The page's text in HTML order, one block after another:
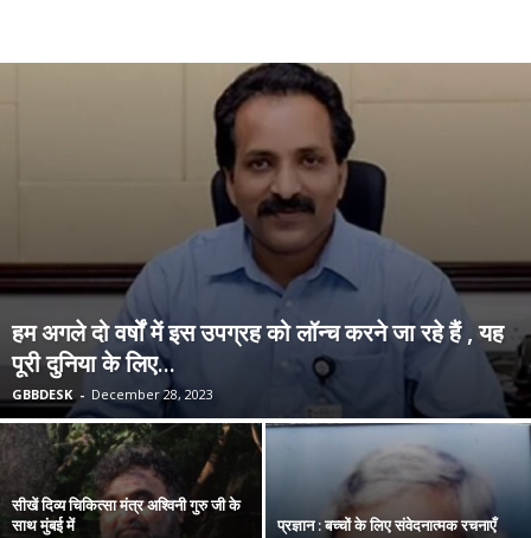
हम अगले दो वर्षों में इस उपग्रह को लॉन्च करने जा रहे हैं , यह
पूरी दुनिया के लिए...
GBBDESK - December 28, 2023
सीखें दिव्य चिकित्सा मंत्र अश्विनी गुरु जी के
साथ मुंबई में
प्रज्ञान : बच्चों के लिए संवेदनात्मक रचनाएँ